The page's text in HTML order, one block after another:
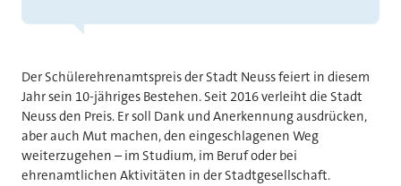
Der Schülerehrenamtspreis der Stadt Neuss feiert in diesem
Jahr sein 10-jähriges Bestehen. Seit 2016 verleiht die Stadt
Neuss den Preis. Er soll Dank und Anerkennung ausdrücken,
aber auch Mut machen, den eingeschlagenen Weg
weiterzugehen – im Studium, im Beruf oder bei
ehrenamtlichen Aktivitäten in der Stadtgesellschaft.